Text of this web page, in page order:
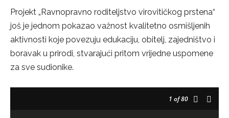
Projekt „Ravnopravno roditeljstvo virovitičkog prstena“
još je jednom pokazao važnost kvalitetno osmišljenih
aktivnosti koje povezuju edukaciju, obitelj, zajedništvo i
boravak u prirodi, stvarajući pritom vrijedne uspomene
za sve sudionike.
1 of 80